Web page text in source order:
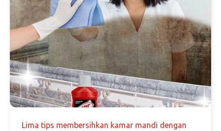
Lima tips membersihkan kamar mandi dengan